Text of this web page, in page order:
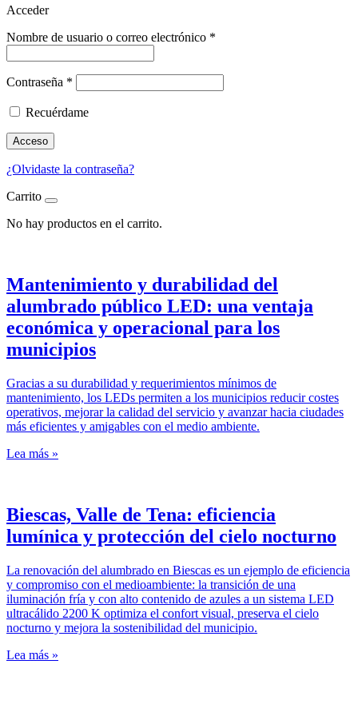
Acceder
Nombre de usuario o correo electrónico *
Contraseña *
Recuérdame
Acceso
¿Olvidaste la contraseña?
Carrito
No hay productos en el carrito.
Mantenimiento y durabilidad del
alumbrado público LED: una ventaja
económica y operacional para los
municipios
Gracias a su durabilidad y requerimientos mínimos de
mantenimiento, los LEDs permiten a los municipios reducir costes
operativos, mejorar la calidad del servicio y avanzar hacia ciudades
más eficientes y amigables con el medio ambiente.
Lea más »
Biescas, Valle de Tena: eficiencia
lumínica y protección del cielo nocturno
La renovación del alumbrado en Biescas es un ejemplo de eficiencia
y compromiso con el medioambiente: la transición de una
iluminación fría y con alto contenido de azules a un sistema LED
ultracálido 2200 K optimiza el confort visual, preserva el cielo
nocturno y mejora la sostenibilidad del municipio.
Lea más »